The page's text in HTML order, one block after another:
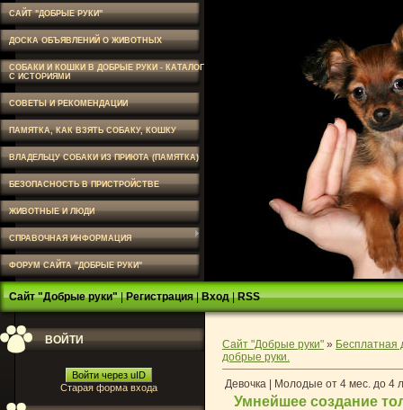
САЙТ "ДОБРЫЕ РУКИ"
ДОСКА ОБЪЯВЛЕНИЙ О ЖИВОТНЫХ
СОБАКИ И КОШКИ В ДОБРЫЕ РУКИ - КАТАЛОГ
С ИСТОРИЯМИ
СОВЕТЫ И РЕКОМЕНДАЦИИ
ПАМЯТКА, КАК ВЗЯТЬ СОБАКУ, КОШКУ
ВЛАДЕЛЬЦУ СОБАКИ ИЗ ПРИЮТА (ПАМЯТКА)
БЕЗОПАСНОСТЬ В ПРИСТРОЙСТВЕ
ЖИВОТНЫЕ И ЛЮДИ
СПРАВОЧНАЯ ИНФОРМАЦИЯ
ФОРУМ САЙТА "ДОБРЫЕ РУКИ"
Сайт "Добрые руки"|Регистрация|Вход|RSS
ВОЙТИ
Войти через uID
Старая форма входа
Сайт "Добрые руки" » Бесплатная
добрые руки.
Девочка | Молодые от 4 мес. до 4
Умнейшее создание